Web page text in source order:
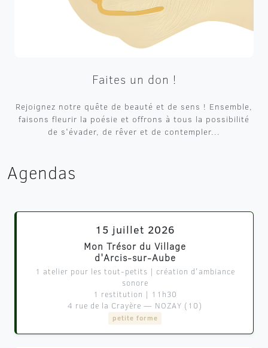
Faites un don !
Rejoignez notre quête de beauté et de sens ! Ensemble,
faisons fleurir la poésie et offrons à tous la possibilité
de s'évader, de rêver et de contempler...
Agendas
15 juillet 2026
Mon Trésor du Village
d'Arcis-sur-Aube
1 atelier pour les tout-petits | création d'ambiance
sonore
1 restitution | 11h30
4 rue de la Crayère — NOZAY (10)
petite forme